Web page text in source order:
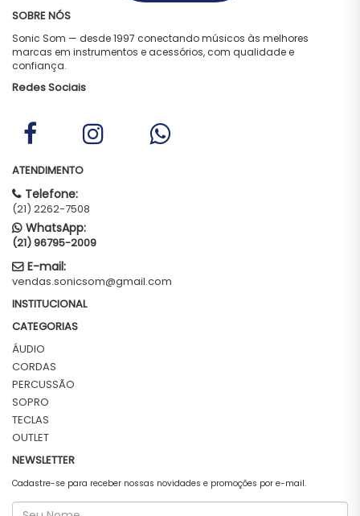
SOBRE NÓS
Sonic Som — desde 1997 conectando músicos às melhores
marcas em instrumentos e acessórios, com qualidade e
confiança.
Redes Sociais
ATENDIMENTO
Telefone:
(21) 2262-7508
WhatsApp:
(21) 96795-2009
E-mail:
vendas.sonicsom@gmail.com
INSTITUCIONAL
CATEGORIAS
ÁUDIO
CORDAS
PERCUSSÃO
SOPRO
TECLAS
OUTLET
NEWSLETTER
Cadastre-se para receber nossas novidades e promoções por e-mail.